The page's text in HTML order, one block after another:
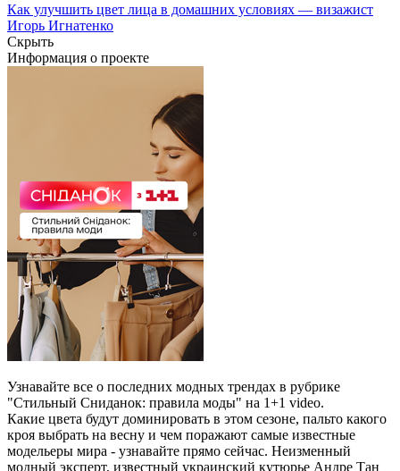
Как улучшить цвет лица в домашних условиях — визажист
Игорь Игнатенко
Скрыть
Информация о проекте
Узнавайте все о последних модных трендах в рубрике
"Стильный Сниданок: правила моды" на 1+1 video.
Какие цвета будут доминировать в этом сезоне, пальто какого
кроя выбрать на весну и чем поражают самые известные
модельеры мира - узнавайте прямо сейчас. Неизменный
модный эксперт, известный украинский кутюрье Андре Тан